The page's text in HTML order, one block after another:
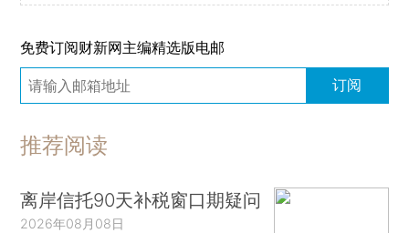
免费订阅财新网主编精选版电邮
订阅
推荐阅读
离岸信托90天补税窗口期疑问
2026年08月08日